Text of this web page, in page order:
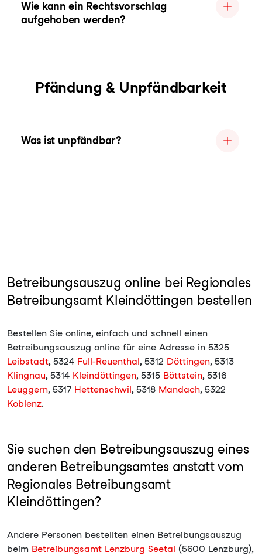
Wie kann ein Rechtsvorschlag
aufgehoben werden?
Pfändung & Unpfändbarkeit
Was ist unpfändbar?
Betreibungsauszug online bei Regionales
Betreibungsamt Kleindöttingen bestellen
Bestellen Sie online, einfach und schnell einen
Betreibungsauszug online für eine Adresse in 5325
Leibstadt, 5324 Full-Reuenthal, 5312 Döttingen, 5313
Klingnau, 5314 Kleindöttingen, 5315 Böttstein, 5316
Leuggern, 5317 Hettenschwil, 5318 Mandach, 5322
Koblenz.
Sie suchen den Betreibungsauszug eines
anderen Betreibungsamtes anstatt vom
Regionales Betreibungsamt
Kleindöttingen?
Andere Personen bestellten einen Betreibungsauszug
beim Betreibungsamt Lenzburg Seetal (5600 Lenzburg),